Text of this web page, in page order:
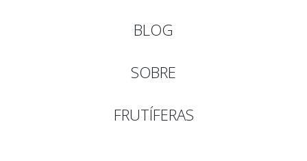
BLOG
SOBRE
FRUTÍFERAS